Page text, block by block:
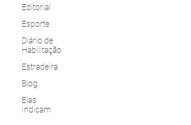
Editorial
Esporte
Diário de
Habilitação
Estradeira
Blog
Elas
Indicam